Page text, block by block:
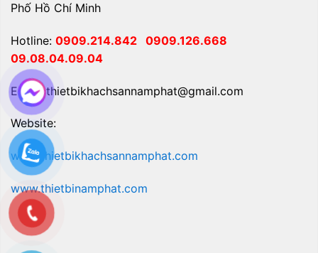
Phố Hồ Chí Minh
Hotline: 0909.214.842 0909.126.668
09.08.04.09.04
Email: thietbikhachsannamphat@gmail.com
Website:
www.thietbikhachsannamphat.com
www.thietbinamphat.com